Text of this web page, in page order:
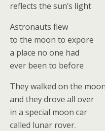
reflects the sun’s light
Astronauts flew
to the moon to expore
a place no one had
ever been to before
They walked on the moon
and they drove all over
in a special moon car
called lunar rover.